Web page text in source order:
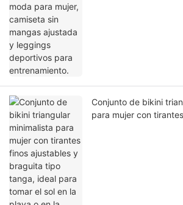
Conjunto de bikini
para mujer con